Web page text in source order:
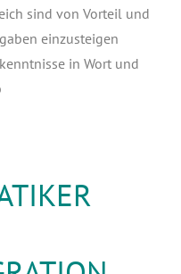
sind von Vor­teil und
einzusteigen
in Wort und